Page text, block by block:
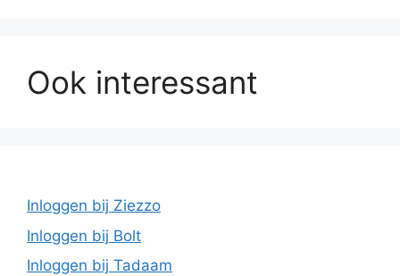
Ook interessant
Inloggen bij Ziezzo
Inloggen bij Bolt
Inloggen bij Tadaam